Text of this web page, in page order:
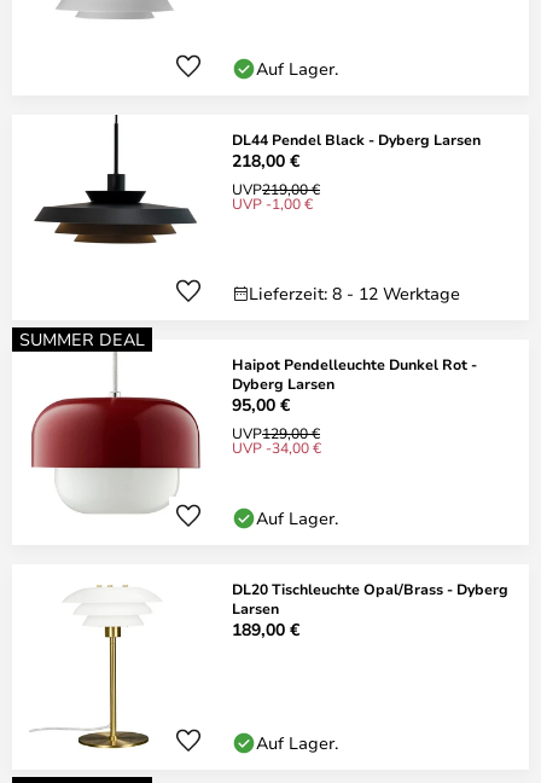
Auf Lager.
DL44 Pendel Black - Dyberg Larsen
218,00 €
UVP219,00 €
UVP -1,00 €
Lieferzeit: 8 - 12 Werktage
SUMMER DEAL
Haipot Pendelleuchte Dunkel Rot -
Dyberg Larsen
95,00 €
UVP129,00 €
UVP -34,00 €
Auf Lager.
DL20 Tischleuchte Opal/Brass - Dyberg
Larsen
189,00 €
Auf Lager.